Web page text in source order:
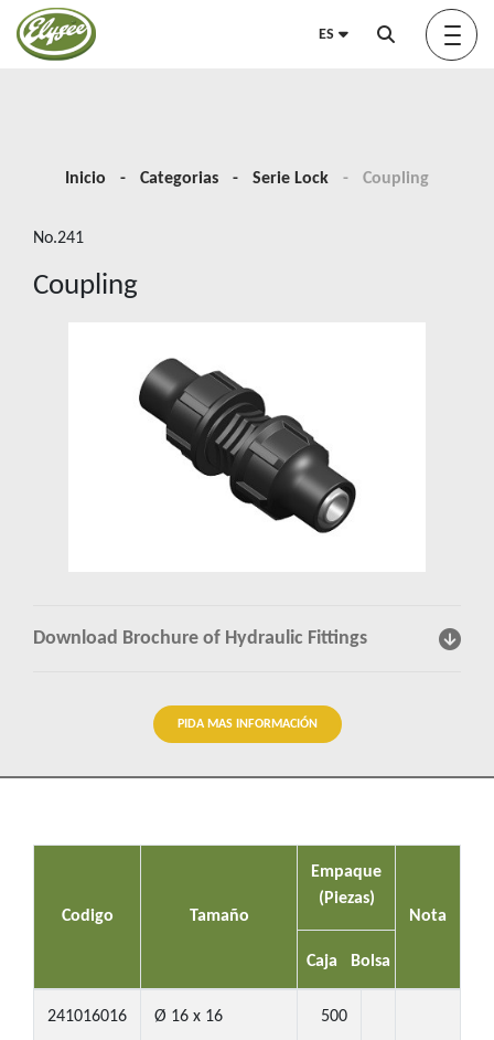
ES
Acerca de nosotros
Green Elysée
Inicio Categorias Serie Lock Coupling
Download Brochure of Hydraulic Fittings
PIDA MAS INFORMACIÓN
No.241
Coupling
Codigo Tamaño
Empaque
(Piezas)
Caja Bolsa
Nota
241016016 Ø 16 x 16 500